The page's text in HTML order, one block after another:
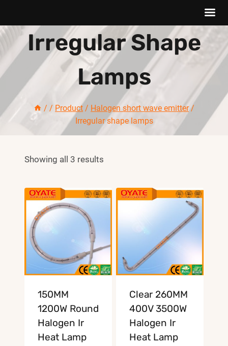
Skip
content
Irregular Shape
Lamps
/ / Product / Halogen short wave emitter /
Irregular shape lamps
Showing all 3 results
150MM
1200W Round
Halogen Ir
Heat Lamp
Clear 260MM
400V 3500W
Halogen Ir
Heat Lamp